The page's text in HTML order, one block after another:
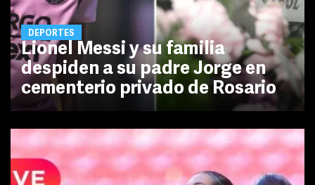
DEPORTES
Lionel Messi y su familia
despiden a su padre Jorge en
cementerio privado de Rosario